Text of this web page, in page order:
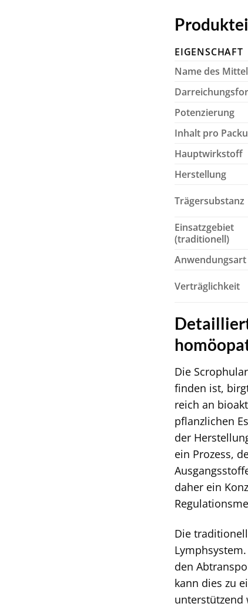
EIGENSCHAFT
Name des
Potenzierung
Inhalt pro
Hauptwirkstoff
Herstellung
Trägersubstanz
Einsatzgebiet
(traditionell)
Anwendungsart
Verträglichkeit
Die
finden ist,
reich an
pflanzlichen
der
ein Prozess,
daher ein
Die
den
kann dies zu
unterstützend